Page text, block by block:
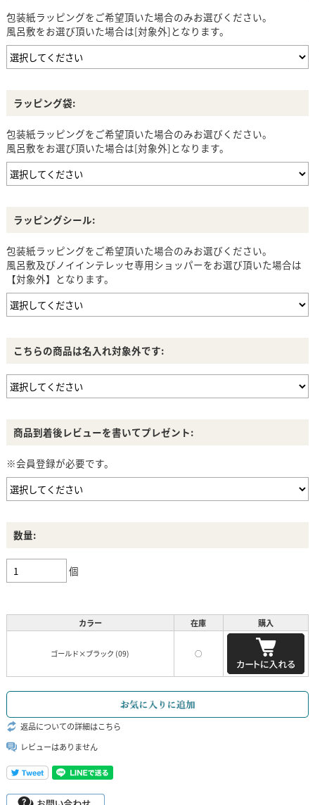
包装紙ラッピングをご希望頂いた場合のみお選びください。
風呂敷をお選び頂いた場合は[対象外]となります。
ラッピング袋:
包装紙ラッピングをご希望頂いた場合のみお選びください。
風呂敷をお選び頂いた場合は[対象外]となります。
ラッピングシール:
包装紙ラッピングをご希望頂いた場合のみお選びください。
風呂敷及びノイインテレッセ専用ショッパーをお選び頂いた場合は
【対象外】となります。
こちらの商品は名入れ対象外です:
商品到着後レビューを書いてプレゼント:
※会員登録が必要です。
数量:
個
カラー 在庫 購入
ゴールド×ブラック (09) ○
返品についての詳細はこちら
レビューはありません